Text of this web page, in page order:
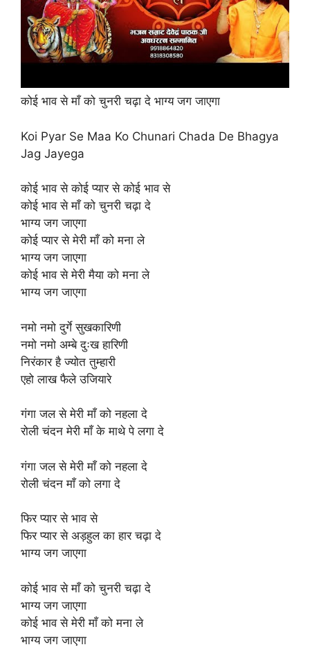
कोई भाव से माँ को चुनरी चढ़ा दे भाग्य जग जाएगा
Koi Pyar Se Maa Ko Chunari Chada De Bhagya
Jag Jayega
कोई भाव से कोई प्यार से कोई भाव से
कोई भाव से माँ को चुनरी चढ़ा दे
भाग्य जग जाएगा
कोई प्यार से मेरी माँ को मना ले
भाग्य जग जाएगा
कोई भाव से मेरी मैया को मना ले
भाग्य जग जाएगा
नमो नमो दुर्गे सुखकारिणी
नमो नमो अम्बे दुःख हारिणी
निरंकार है ज्योत तुम्हारी
एहो लाख फैले उजियारे
गंगा जल से मेरी माँ को नहला दे
रोली चंदन मेरी माँ के माथे पे लगा दे
गंगा जल से मेरी माँ को नहला दे
रोली चंदन माँ को लगा दे
फिर प्यार से भाव से
फिर प्यार से अड़हुल का हार चढ़ा दे
भाग्य जग जाएगा
कोई भाव से माँ को चुनरी चढ़ा दे
भाग्य जग जाएगा
कोई भाव से मेरी माँ को मना ले
भाग्य जग जाएगा